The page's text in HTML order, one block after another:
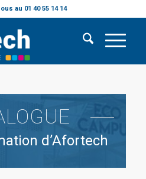
au 01 40 55 14 14
d’Afortech